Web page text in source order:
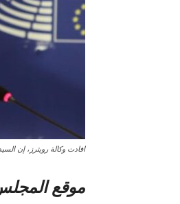
افادت وكالة رويترز، إن
موقع